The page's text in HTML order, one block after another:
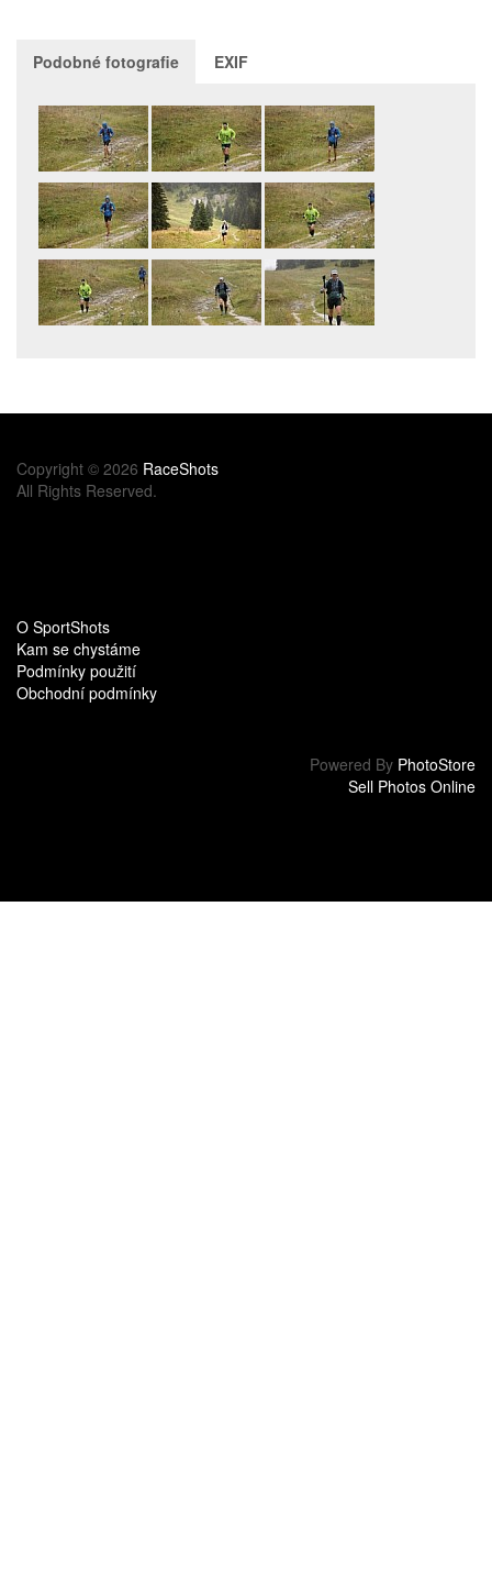
Podobné fotografie EXIF
Copyright © 2026 RaceShots
All Rights Reserved.
O SportShots
Kam se chystáme
Podmínky použití
Obchodní podmínky
Powered By PhotoStore
Sell Photos Online